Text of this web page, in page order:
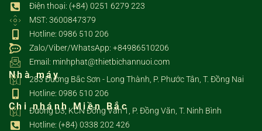
Điện thoại: (+84) 0251 6279 223
MST: 3600847379
Hotline: 0986 510 206
Zalo/Viber/WhatsApp: +84986510206
Email: minhphat@thietbichannuoi.com
Nhà máy
283 Đường Bắc Sơn - Long Thành, P. Phước Tân, T. Đồng Nai
Hotline: 0986 510 206
Chi nhánh Miền Bắc
Đường D3, KCN Đồng Văn 1, P. Đồng Văn, T. Ninh Bình
Hotline: (+84) 0338 202 426